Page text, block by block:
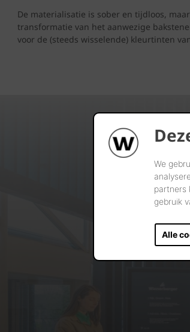
We
partners
gebruik
Alle
De materialisatie is sober en tijdloos,
transformatie van het aanwezige
voor de (steeds wisselende) kleurtinten